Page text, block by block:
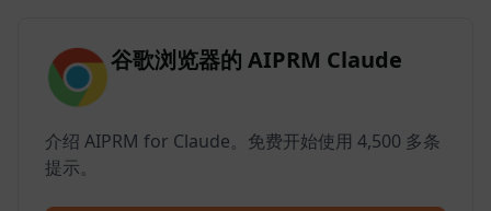
谷歌浏览器的 AIPRM Claude
介绍 AIPRM for Claude。免费开始使用 4,500 多条
提示。